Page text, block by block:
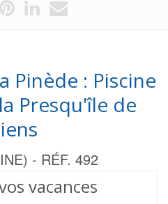
Pinède : Piscine
Presqu'île de
- RÉF. 492
vacances